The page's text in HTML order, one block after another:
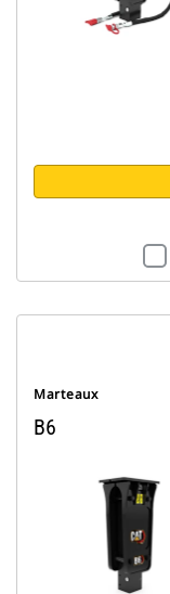
Marteaux
B6